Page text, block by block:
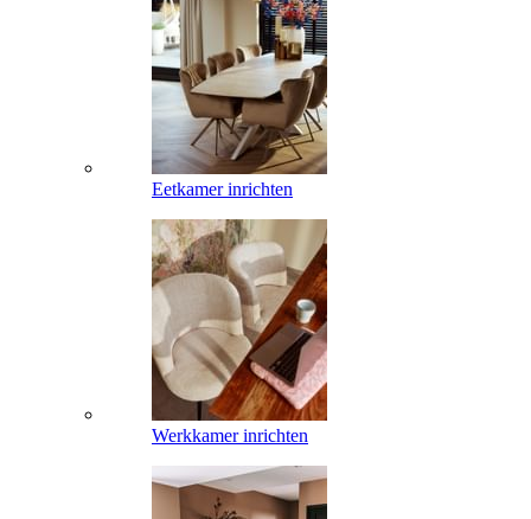
Eetkamer inrichten
Werkkamer inrichten